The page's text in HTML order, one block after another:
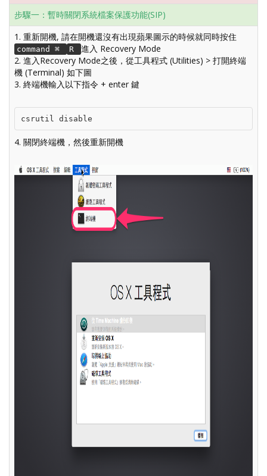
步驟一：暫時關閉系統檔案保護功能(SIP)
1. 重新開機, 請在開機還沒有出現蘋果圖示的時候就同時按住
command ⌘ R
進入 Recovery Mode
2. 進入Recovery Mode之後，從工具程式 (Utilities) > 打開終端
機 (Terminal) 如下圖
3. 終端機輸入以下指令 + enter 鍵
csrutil disable
4. 關閉終端機，然後重新開機